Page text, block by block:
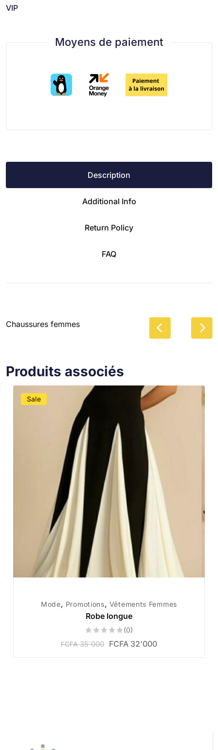
VIP
Moyens de paiement
Description
Additional Info
Return Policy
FAQ
Chaussures femmes
Produits associés
Sale
Mode, Promotions, Vêtements Femmes
Robe longue
(0)
FCFA35'000 FCFA 32'000